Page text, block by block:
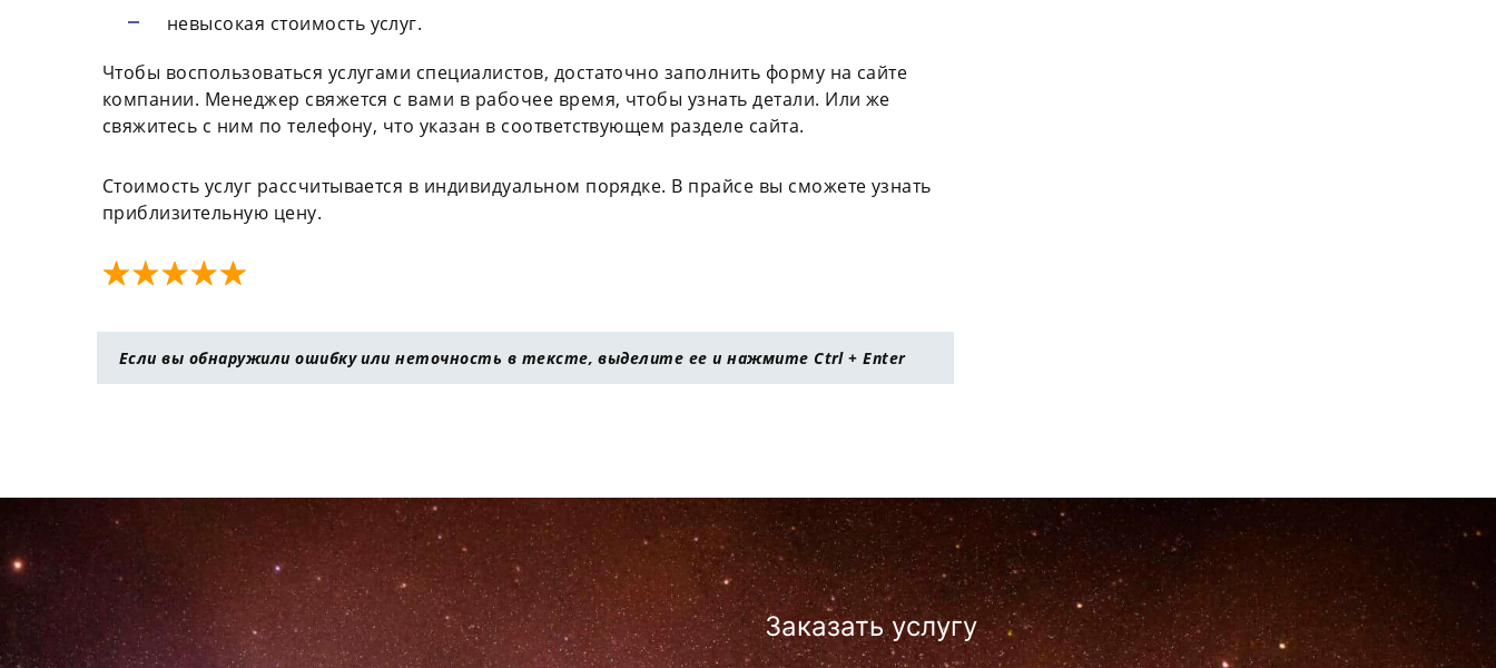
невысокая стоимость услуг.
Чтобы воспользоваться услугами специалистов, достаточно заполнить форму на сайте
компании. Менеджер свяжется с вами в рабочее время, чтобы узнать детали. Или же
свяжитесь с ним по телефону, что указан в соответствующем разделе сайта.
Стоимость услуг рассчитывается в индивидуальном порядке. В прайсе вы сможете узнать
приблизительную цену.
Если вы обнаружили ошибку или неточность в тексте, выделите ее и нажмите Ctrl + Enter
Заказать услугу